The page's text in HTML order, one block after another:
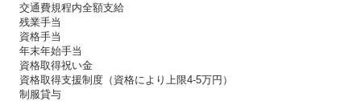
交通費規程内全額支給
残業手当
資格手当
年末年始手当
資格取得祝い金
資格取得支援制度（資格により上限4-5万円）
制服貸与